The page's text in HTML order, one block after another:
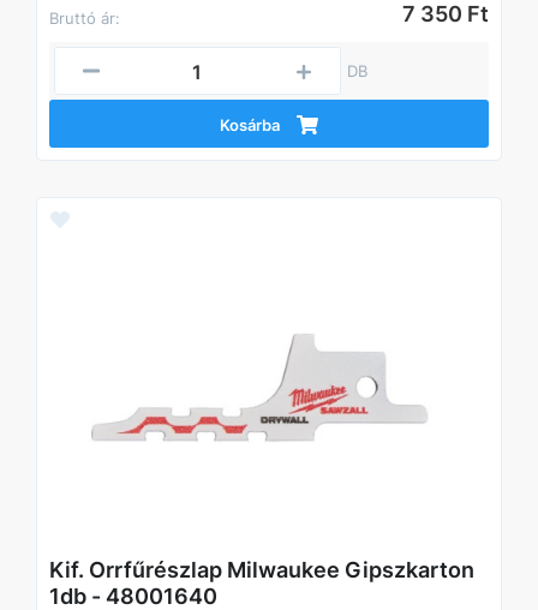
Bruttó ár:
7 350 Ft
DB
Kosárba
Kif. Orrfűrészlap Milwaukee Gipszkarton
1db - 48001640